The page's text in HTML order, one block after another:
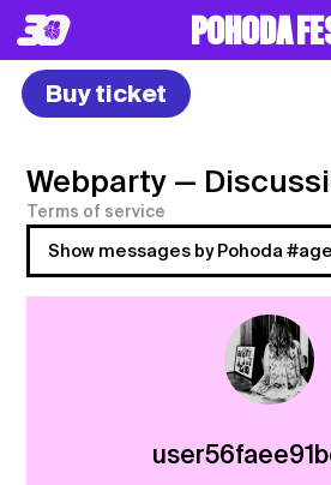
POHODA
Buy ticket
Webparty —
Terms of service
Show messages by Pohoda